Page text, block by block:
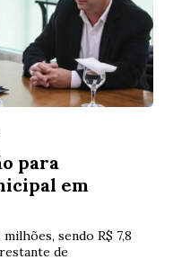
para
em
sendo R$ 7,8
de